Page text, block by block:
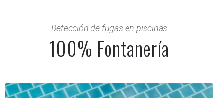
Detección de fugas en piscinas
100% Fontanería